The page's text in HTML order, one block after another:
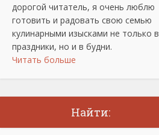
дорогой читатель, я очень люблю
готовить и радовать свою семью
кулинарными изысками не только в
праздники, но и в будни.
Читать больше
Найти: